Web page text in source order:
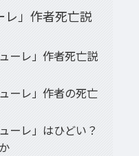
レ」作者死亡説
ーレ」作者死亡説
ーレ」作者の死亡
ーレ」はひどい？